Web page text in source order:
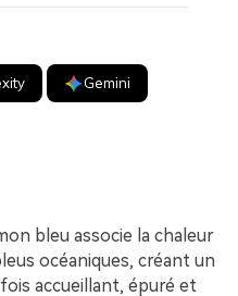
Gemini
bleu associe la chaleur
océaniques, créant un
accueillant, épuré et